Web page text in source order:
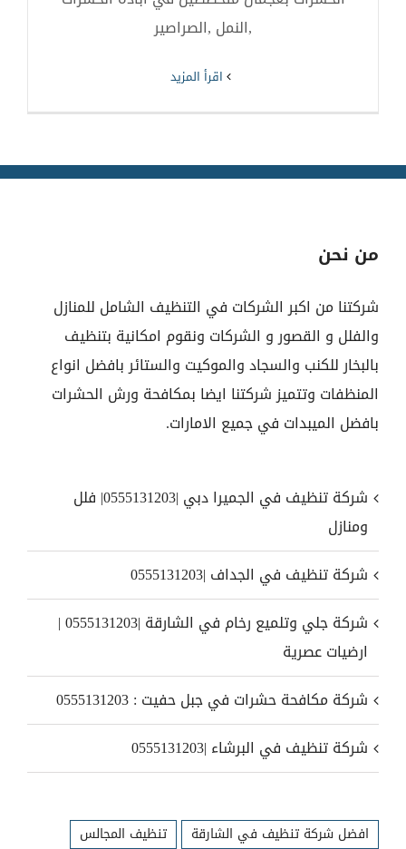
,النمل ,الصراصير
من نحن
شركتنا من اكبر الشركات في التنظيف الشامل للمنازل
والفلل و القصور و الشركات ونقوم امكانية بتنظيف
بالبخار للكنب والسجاد والموكيت والستائر بافضل انواع
المنظفات وتتميز شركتنا ايضا بمكافحة ورش الحشرات
بافضل الميبدات في جميع الامارات.
شركة تنظيف في الجميرا دبي |0555131203| فلل
ومنازل
شركة تنظيف في الجداف |0555131203
شركة جلي وتلميع رخام في الشارقة |0555131203 |
ارضيات عصرية
شركة مكافحة حشرات في جبل حفيت : 0555131203
شركة تنظيف في البرشاء |0555131203
افضل شركة تنظيف في الشارقة
تنظيف المجالس